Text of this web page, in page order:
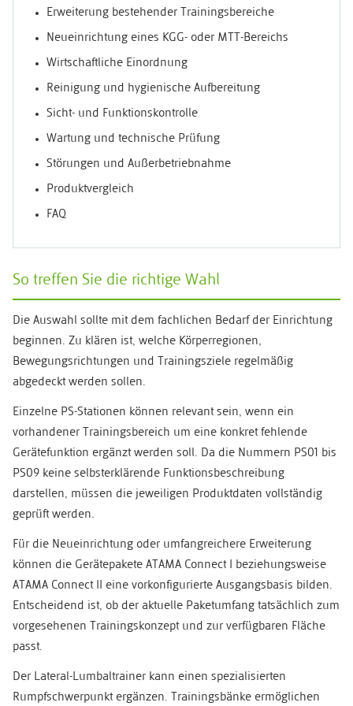
Erweiterung bestehender Trainingsbereiche
Neueinrichtung eines KGG- oder MTT-Bereichs
Wirtschaftliche Einordnung
Reinigung und hygienische Aufbereitung
Sicht- und Funktionskontrolle
Wartung und technische Prüfung
Störungen und Außerbetriebnahme
Produktvergleich
FAQ
So treffen Sie die richtige Wahl
Die Auswahl sollte mit dem fachlichen Bedarf der Einrichtung
beginnen. Zu klären ist, welche Körperregionen,
Bewegungsrichtungen und Trainingsziele regelmäßig
abgedeckt werden sollen.
Einzelne PS-Stationen können relevant sein, wenn ein
vorhandener Trainingsbereich um eine konkret fehlende
Gerätefunktion ergänzt werden soll. Da die Nummern PS01 bis
PS09 keine selbsterklärende Funktionsbeschreibung
darstellen, müssen die jeweiligen Produktdaten vollständig
geprüft werden.
Für die Neueinrichtung oder umfangreichere Erweiterung
können die Gerätepakete ATAMA Connect I beziehungsweise
ATAMA Connect II eine vorkonfigurierte Ausgangsbasis bilden.
Entscheidend ist, ob der aktuelle Paketumfang tatsächlich zum
vorgesehenen Trainingskonzept und zur verfügbaren Fläche
passt.
Der Lateral-Lumbaltrainer kann einen spezialisierten
Rumpfschwerpunkt ergänzen. Trainingsbänke ermöglichen